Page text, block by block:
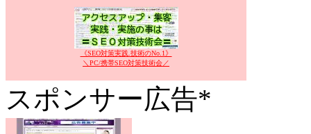
《SEO対策実践.技術のNo.1》
＼PC/携帯SEO対策技術会／
スポンサー広告*